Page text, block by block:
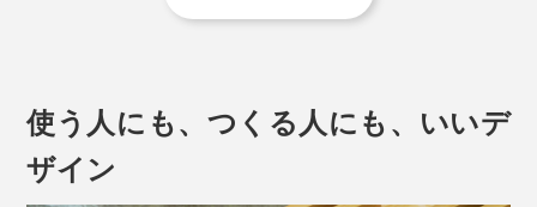
革は0.7mmより薄くすると破れやすくなってしまいます
使う人にも、つくる人にも、いいデ
ザイン